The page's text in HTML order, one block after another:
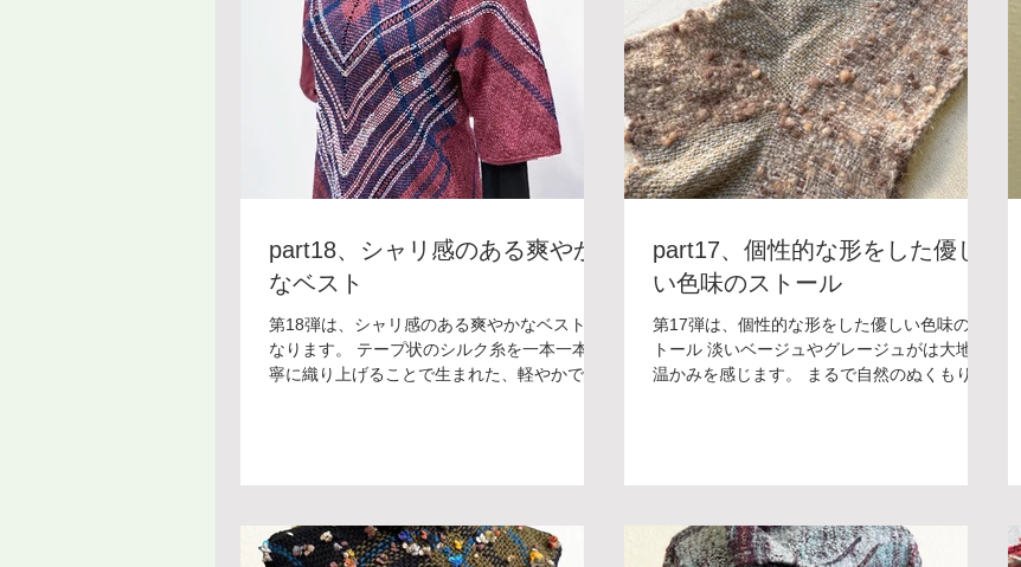
part18、シャリ感のある爽やか
なベスト
第18弾は、シャリ感のある爽やかなベストに
なります。 テープ状のシルク糸を一本一本丁
寧に織り上げることで生まれた、軽やかでさ
装いに自然と溶け込んでくれます。手織りな
らではの豊かな表情と、シルクの上質な涼感
part17、個性的な形をした優し
い色味のストール
第17弾は、個性的な形をした優しい色味のス
トール 淡いベージュやグレージュがは大地の
温かみを感じます。 まるで自然のぬくもりを
リジナルアイテムを作ることができます。 こ
れからもご紹介していきますので、楽しみに